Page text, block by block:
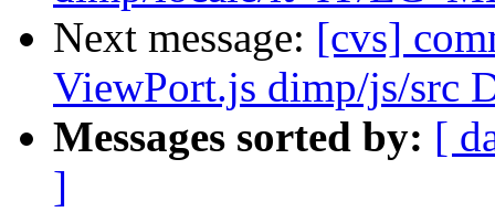
Next message: [cvs]
ViewPort.js dimp/js/src
Messages sorted by: [
]